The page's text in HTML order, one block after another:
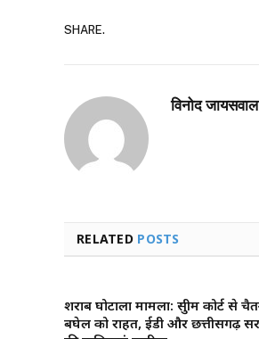
SHARE.
विनोद जायसवाल
RELATED POSTS
शराब घोटाला मामला: सुप्रीम कोर्ट से
बघेल को राहत, ईडी और छत्तीसगढ़